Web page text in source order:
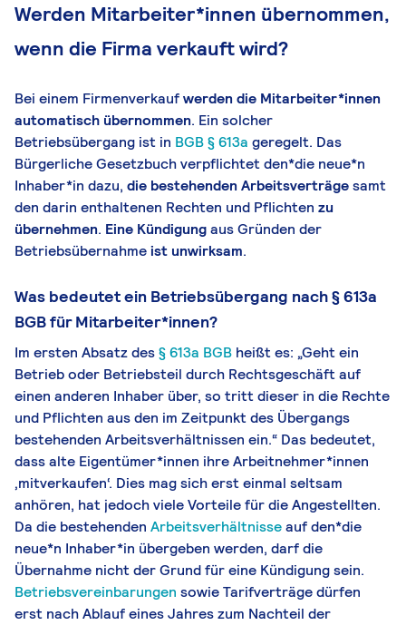
Werden Mitarbeiter*innen übernommen,
wenn die Firma verkauft wird?
Bei einem Firmenverkaufwerden die Mitarbeiter*innen
automatisch übernommen. Ein solcher
Betriebsübergang ist in BGB § 613a geregelt. Das
Bürgerliche Gesetzbuch verpflichtet den*die neue*n
Inhaber*in dazu, die bestehenden Arbeitsverträgesamt
den darin enthaltenen Rechten und Pflichten zu
übernehmen. Eine Kündigungaus Gründen der
Betriebsübernahmeist unwirksam.
Was bedeutet ein Betriebsübergang nach § 613a
BGB für Mitarbeiter*innen?
Im ersten Absatz des§ 613a BGB heißt es: „Geht ein
Betrieb oder Betriebsteil durch Rechtsgeschäft auf
einen anderen Inhaber über, so tritt dieser in die Rechte
und Pflichten aus den im Zeitpunkt des Übergangs
bestehenden Arbeitsverhältnissen ein.“ Das bedeutet,
dass alte Eigentümer*innen ihre Arbeitnehmer*innen
‚mitverkaufen‘. Dies mag sich erst einmal seltsam
anhören, hat jedoch viele Vorteile für die Angestellten.
Da die bestehenden Arbeitsverhältnisseauf den*die
neue*n Inhaber*in übergeben werden, darf die
Übernahme nicht der Grund für eine Kündigung sein.
Betriebsvereinbarungen sowie Tarifverträge dürfen
erst nach Ablauf eines Jahres zum Nachteil der